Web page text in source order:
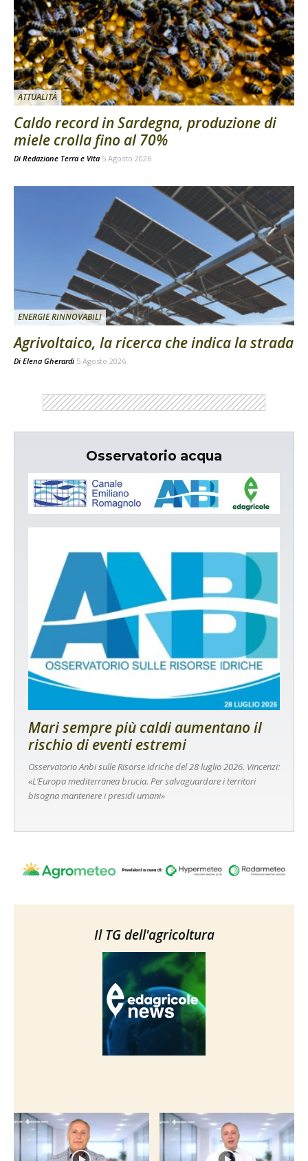
ATTUALITÀ
Caldo record in Sardegna, produzione di
miele crolla fino al 70%
Di Redazione Terra e Vita 5 Agosto 2026
ENERGIE RINNOVABILI
Agrivoltaico, la ricerca che indica la strada
Di Elena Gherardi 5 Agosto 2026
Osservatorio acqua
Mari sempre più caldi aumentano il
rischio di eventi estremi
Osservatorio Anbi sulle Risorse idriche del 28 luglio 2026. Vincenzi:
«L’Europa mediterranea brucia. Per salvaguardare i territori
bisogna mantenere i presidi umani»
Il TG dell'agricoltura